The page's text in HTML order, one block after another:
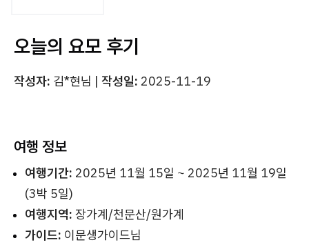
오늘의 요모 후기
작성자: 김*현님 | 작성일: 2025-11-19
여행 정보
여행기간: 2025년 11월 15일 ~ 2025년 11월 19일
(3박 5일)
여행지역: 장가계/천문산/원가계
가이드: 이문생가이드님